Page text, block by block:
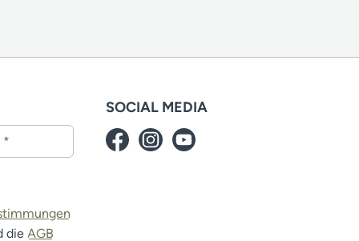
die AGB
SOCIAL MEDIA